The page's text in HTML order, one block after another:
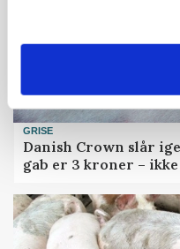
GRISE
Danish Crown slår
gab er 3 kroner –